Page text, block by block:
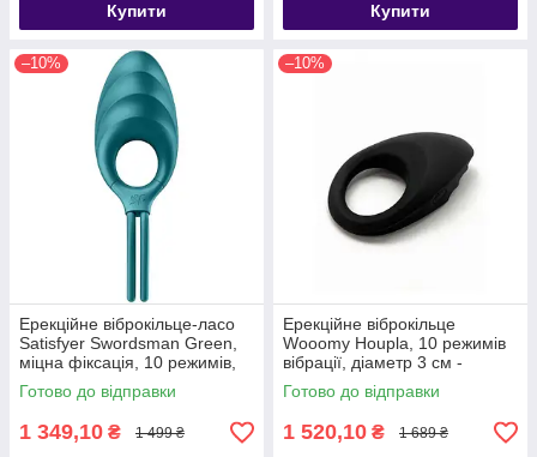
Купити Купити
–10%
Ерекційне віброкільце-ласо
Satisfyer Swordsman Green,
міцна фіксація, 10 режимів,
потужний мотор - SO6729
Готово до відправки
1 349,10 ₴ 1 499 ₴
–10%
Ерекційне віброкільце
Wooomy Houpla, 10 режимів
вібрації, діаметр 3 см -
SO7439
Готово до відправки
1 520,10 ₴ 1 689 ₴